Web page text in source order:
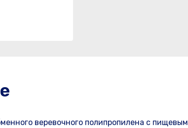
веревочного полипропилена с пищевым